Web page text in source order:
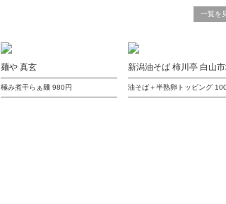
一覧を
麺や 真玄
極み煮干らぁ麺 980円
新潟油そば 柿川亭 白山
油そば＋半熟卵トッピング